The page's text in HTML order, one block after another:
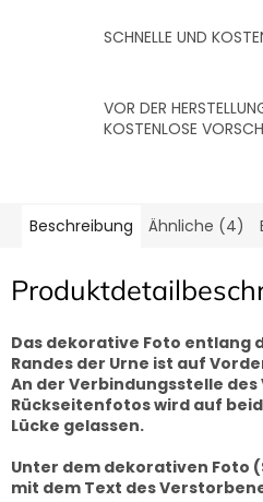
SCHNELLE UND
VOR DER
KOSTENLOSE
Beschreibung Ähnliche (4)
Das dekorative Foto entlang
Randes der Urne ist auf
An der Verbindungsstelle
Rückseitenfotos wird auf
Lücke gelassen.
Unter dem dekorativen Foto
mit dem Text des